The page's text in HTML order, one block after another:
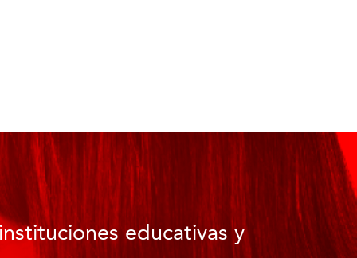
educativas y